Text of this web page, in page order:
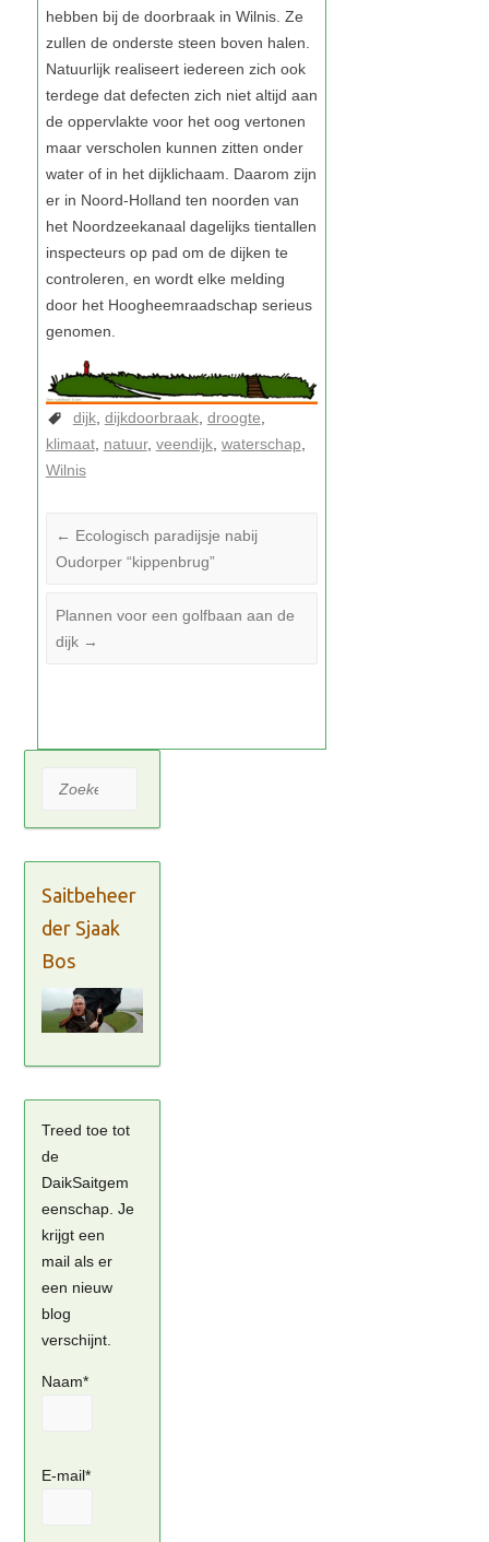
dijk dijkdoorbraak droogte
klimaat natuur veendijk waterschap
Wilnis
← Ecologisch paradijsje nabij
Oudorper “kippenbrug”
Plannen voor een golfbaan aan de
dijk →
Zoeken
Saitbeheer
der Sjaak
Bos
Treed toe tot
de
DaikSaitgem
eenschap. Je
krijgt een
mail als er
een nieuw
blog
verschijnt.
Naam*
E-mail*